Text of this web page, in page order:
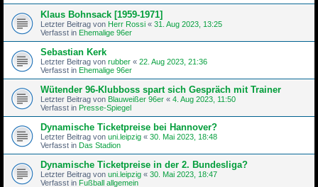
Klaus Bohnsack [1959-1971]
Letzter Beitrag von Herr Rossi « 31. Aug 2023, 13:25
Verfasst in Ehemalige 96er
Sebastian Kerk
Letzter Beitrag von rubber « 22. Aug 2023, 21:36
Verfasst in Ehemalige 96er
Wütender 96-Klubboss spart sich Gespräch mit Trainer
Letzter Beitrag von Blauweißer 96er « 4. Aug 2023, 11:50
Verfasst in Presse-Spiegel
Dynamische Ticketpreise bei Hannover?
Letzter Beitrag von uni.leipzig « 30. Mai 2023, 18:48
Verfasst in Das Stadion
Dynamische Ticketpreise in der 2. Bundesliga?
Letzter Beitrag von uni.leipzig « 30. Mai 2023, 18:47
Verfasst in Fußball allgemein